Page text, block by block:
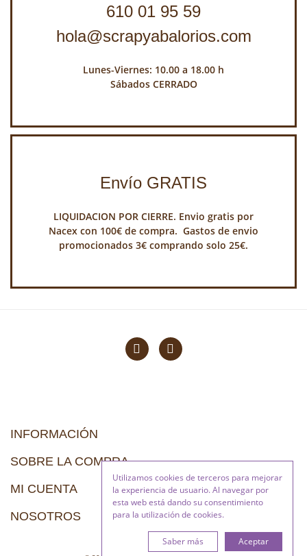
Utilizamos cookies de terceros para mejorar
la experiencia de usuario. Al navegar por
esta web está dando su consentimiento
para la utilización de cookies.
Aceptar
Saber más
610 01 95 59
hola@scrapyabalorios.com
Lunes-Viernes: 10.00 a 18.00 h
Sábados CERRADO
Envío GRATIS
LIQUIDACION POR CIERRE. Envio gratis por
Nacex con 100€ de compra. Gastos de envio
promocionados 3€ comprando solo 25€.
INFORMACIÓN
SOBRE LA COMPRA
MI CUENTA
NOSOTROS